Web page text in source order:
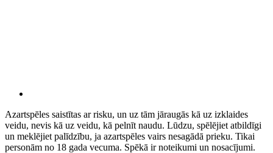
Azartspēles saistītas ar risku, un uz tām jāraugās kā uz izklaides
veidu, nevis kā uz veidu, kā pelnīt naudu. Lūdzu, spēlējiet atbildīgi
un meklējiet palīdzību, ja azartspēles vairs nesagādā prieku. Tikai
personām no 18 gada vecuma. Spēkā ir noteikumi un nosacījumi.